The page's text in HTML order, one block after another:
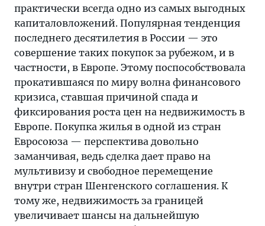
практически всегда одно из самых выгодных
капиталовложений. Популярная тенденция
последнего десятилетия в России — это
совершение таких покупок за рубежом, и в
частности, в Европе. Этому поспособствовала
прокатившаяся по миру волна финансового
кризиса, ставшая причиной спада и
фиксирования роста цен на недвижимость в
Европе. Покупка жилья в одной из стран
Евросоюза — перспектива довольно
заманчивая, ведь сделка дает право на
мультивизу и свободное перемещение
внутри стран Шенгенского соглашения. К
тому же, недвижимость за границей
увеличивает шансы на дальнейшую